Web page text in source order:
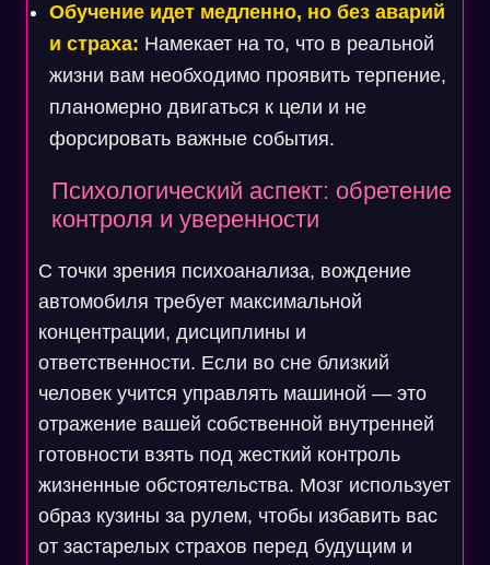
Обучение идет медленно, но без аварий
и страха: Намекает на то, что в реальной
жизни вам необходимо проявить терпение,
планомерно двигаться к цели и не
форсировать важные события.
Психологический аспект: обретение
контроля и уверенности
С точки зрения психоанализа, вождение
автомобиля требует максимальной
концентрации, дисциплины и
ответственности. Если во сне близкий
человек учится управлять машиной — это
отражение вашей собственной внутренней
готовности взять под жесткий контроль
жизненные обстоятельства. Мозг использует
образ кузины за рулем, чтобы избавить вас
от застарелых страхов перед будущим и